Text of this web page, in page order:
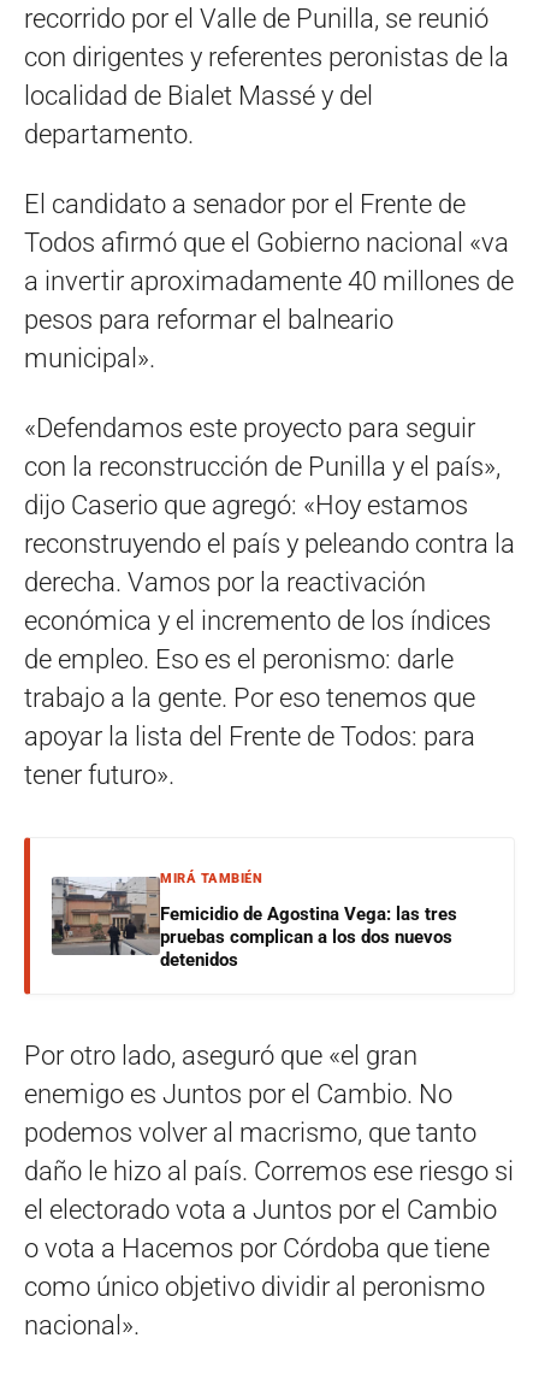
recorrido por el Valle de Punilla, se reunió
con dirigentes y referentes peronistas de la
localidad de Bialet Massé y del
departamento.
El candidato a senador por el Frente de
Todos afirmó que el Gobierno nacional «va
a invertir aproximadamente 40 millones de
pesos para reformar el balneario
municipal».
«Defendamos este proyecto para seguir
con la reconstrucción de Punilla y el país»,
dijo Caserio que agregó: «Hoy estamos
reconstruyendo el país y peleando contra la
derecha. Vamos por la reactivación
económica y el incremento de los índices
de empleo. Eso es el peronismo: darle
trabajo a la gente. Por eso tenemos que
apoyar la lista del Frente de Todos: para
tener futuro».
MIRÁ TAMBIÉN
Femicidio de Agostina Vega: las tres
pruebas complican a los dos nuevos
detenidos
Por otro lado, aseguró que «el gran
enemigo es Juntos por el Cambio. No
podemos volver al macrismo, que tanto
daño le hizo al país. Corremos ese riesgo si
el electorado vota a Juntos por el Cambio
o vota a Hacemos por Córdoba que tiene
como único objetivo dividir al peronismo
nacional».